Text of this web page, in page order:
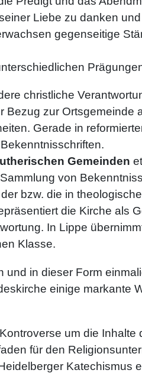
Liebe zu danken
gegenseitige
christliche
zur Ortsgemeinde
Gerade in
Gemeinden
von
bzw. die in
die Kirche als
In Lippe
Klasse.
in dieser Form
einige markante
um die
für den
Katechismus